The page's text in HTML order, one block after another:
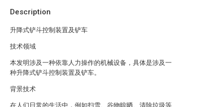
Description
升降式铲斗控制装置及铲车
技术领域
本发明涉及一种依靠人力操作的机械设备，具体是涉及一
种升降式铲斗控制装置及铲车。
背景技术
在人们日常的生活中，例如扫雪、谷物晾晒、清除垃圾等